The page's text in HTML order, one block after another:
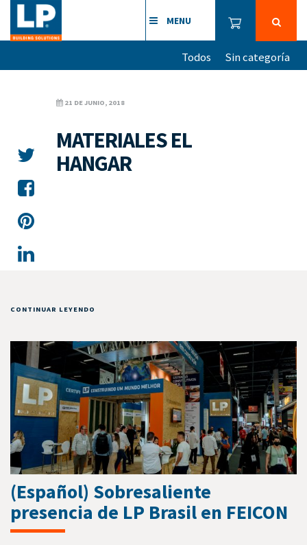
MENU
Todos Sin categoría
21 DE JUNIO, 2018
MATERIALES EL
HANGAR
CONTINUAR LEYENDO
(Español) Sobresaliente
presencia de LP Brasil en FEICON